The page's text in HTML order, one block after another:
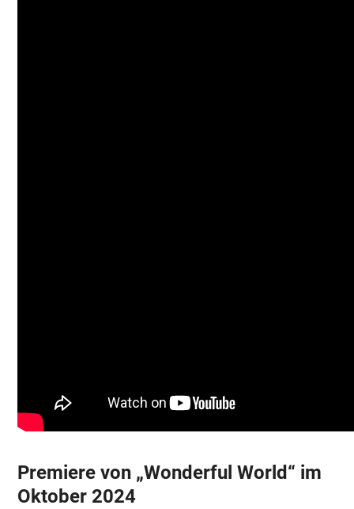
Premiere von „Wonderful World“ im
Oktober 2024